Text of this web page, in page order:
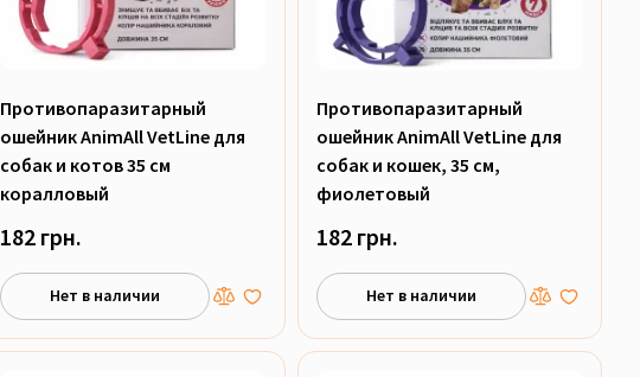
Противопаразитарный
ошейник AnimAll VetLine для
собак и котов 35 см
коралловый
182 грн.
Нет в наличии
Противопаразитарный
ошейник AnimAll VetLine для
собак и кошек, 35 см,
фиолетовый
182 грн.
Нет в наличии